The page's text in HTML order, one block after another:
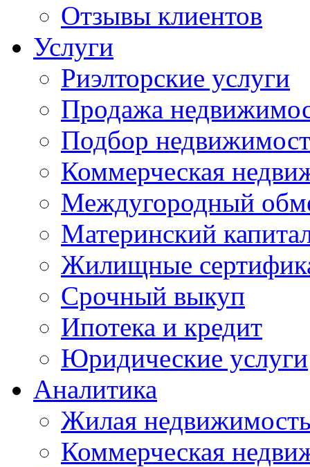
Отзывы клиентов
Услуги
Риэлторские услуги
Продажа
Подбор
Коммерческая
Междугородный
Материнский
Жилищные
Срочный выкуп
Ипотека и кредит
Юридические услуги
Аналитика
Жилая
Коммерческая